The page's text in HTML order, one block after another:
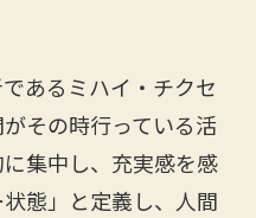
あるミハイ・チクセ
その時行っている活
集中し、充実感を感
態」と定義し、人間